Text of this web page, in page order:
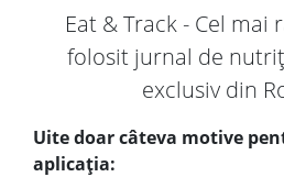
Eat & Track - Cel mai
folosit jurnal de
exclusiv din
Uite doar câteva motive
aplicația: